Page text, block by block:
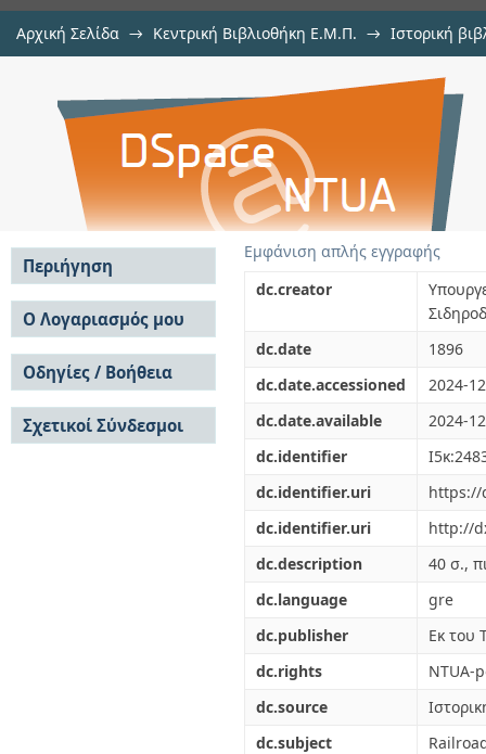
Αρχική Σελίδα → Κεντρική Βιβλιοθήκη Ε.Μ.Π. → Ιστορική
Στατιστική των ελληνικών
Εμφάνιση απλής εγγραφής
dc.creator
dc.date
1896
dc.date.accessioned
2024-
dc.date.available
2024-
dc.identifier
dc.identifier.uri
https://
dc.identifier.uri
http://
dc.description
40 σ.,
dc.language
gre
dc.publisher
Εκ του
dc.rights
NTUA-
dc.source
dc.subject
Περιήγηση
Σε όλο το DSpace
Κοινότητες & Συλλογές
Ανά Ημερομηνία
Έκδοσης
Συγγραφείς
Τίτλοι
Θέματα
Ο Λογαριασμός μου
Σύνδεση
Εγγραφή
Οδηγίες / Βοήθεια
Οδηγίες Υποβολής
Οδηγίες Χρήσης ΙΑ
Συχνές Ερωτήσεις
Σχετικοί Σύνδεσμοι